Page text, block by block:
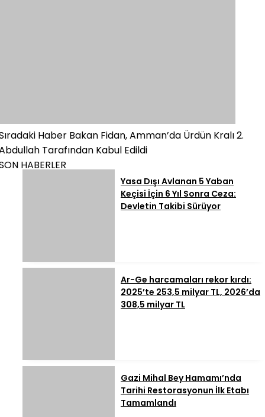
Haber Bakan Fidan, Amman’da Ürdün Kralı 2.
Tarafından Kabul Edildi
HABERLER
Yasa Dışı Avlanan 5 Yaban
Keçisi İçin 6 Yıl Sonra Ceza:
Devletin Takibi Sürüyor
Ar-Ge harcamaları rekor kırdı:
2025’te 253,5 milyar TL, 2026’da
308,5 milyar TL
Gazi Mihal Bey Hamamı’nda
Tarihi Restorasyonun İlk Etabı
Tamamlandı